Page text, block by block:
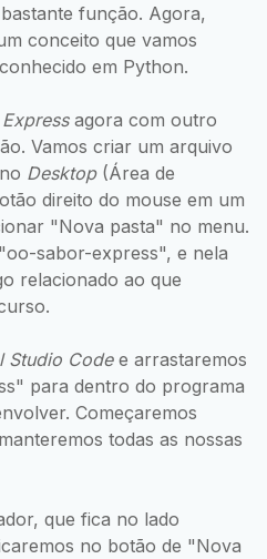
função. Agora,
conceito que vamos
em Python.
agora com outro
Vamos criar um arquivo
Desktop(Área de
direito do mouse em um
"Nova pasta" no menu.
sabor-express", e nela
relacionado ao que
Studio Codee arrastaremos
para dentro do programa
Começaremos
todas as nossas
que fica no lado
no botão de "Nova